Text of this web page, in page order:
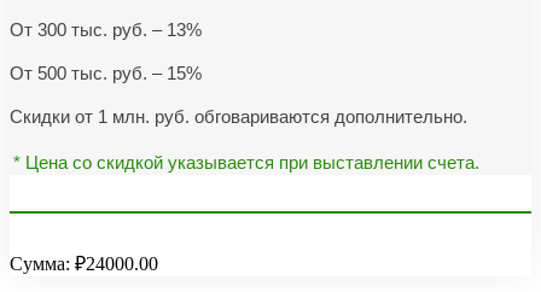
От 300 тыс. руб. – 13%
От 500 тыс. руб. – 15%
Скидки от 1 млн. руб. обговариваются дополнительно.
* Цена со скидкой указывается при выставлении счета.
Сумма: ₽24000.00